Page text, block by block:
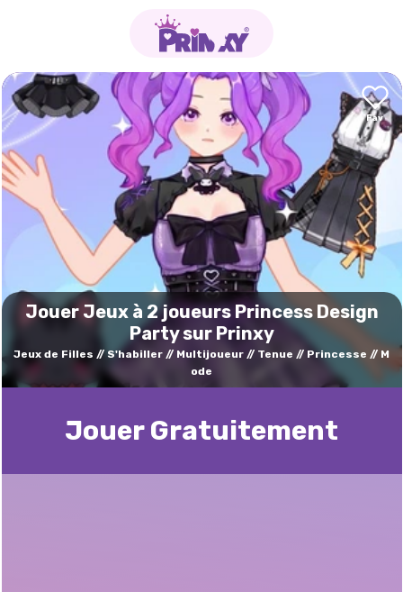
Jouer Jeux à 2 joueurs Princess Design
Party sur Prinxy
Jeux de Filles S'habiller Multijoueur Tenue Princesse
M
ode
Jouer Gratuitement